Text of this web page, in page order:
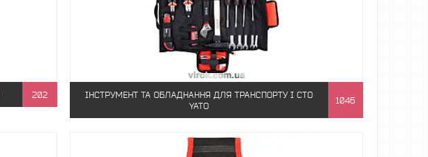
202
ІНСТРУМЕНТ ТА ОБЛАДНАННЯ ДЛЯ ТРАНСПОРТУ І СТО
YATO
1046